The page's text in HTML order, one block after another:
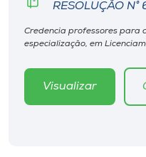
Rádio
RESOLUÇÃO
Credencia professores para
especialização, em
Visualizar